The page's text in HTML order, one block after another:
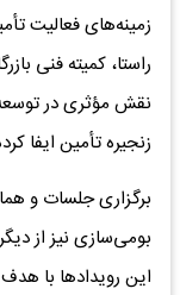
زمینه‌های فعالیت
راستا، کمیته فنی
نقش مؤثری در
زنجیره تأمین ایفا
برگزاری جلسات و
بومی‌سازی نیز از
این رویدادها با